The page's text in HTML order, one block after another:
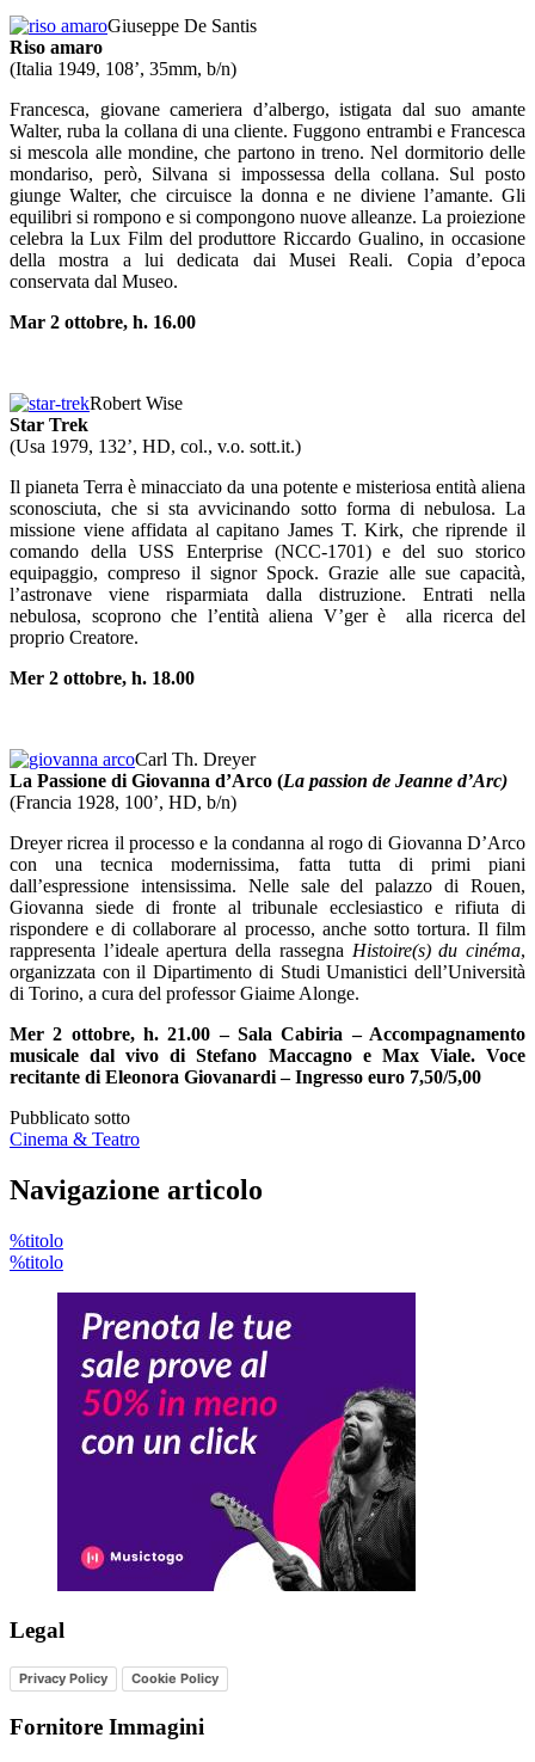
Giuseppe De Santis
Riso amaro
(Italia 1949, 108’, 35mm, b/n)
Francesca, giovane cameriera d’albergo, istigata dal suo amante
Walter, ruba la collana di una cliente. Fuggono entrambi e Francesca
si mescola alle mondine, che partono in treno. Nel dormitorio delle
mondariso, però, Silvana si impossessa della collana. Sul posto
giunge Walter, che circuisce la donna e ne diviene l’amante. Gli
equilibri si rompono e si compongono nuove alleanze. La proiezione
celebra la Lux Film del produttore Riccardo Gualino, in occasione
della mostra a lui dedicata dai Musei Reali. Copia d’epoca
conservata dal Museo.
Mar 2 ottobre, h. 16.00
Robert Wise
Star Trek
(Usa 1979, 132’, HD, col., v.o. sott.it.)
Il pianeta Terra è minacciato da una potente e misteriosa entità aliena
sconosciuta, che si sta avvicinando sotto forma di nebulosa. La
missione viene affidata al capitano James T. Kirk, che riprende il
comando della USS Enterprise (NCC-1701) e del suo storico
equipaggio, compreso il signor Spock. Grazie alle sue capacità,
l’astronave viene risparmiata dalla distruzione. Entrati nella
nebulosa, scoprono che l’entità aliena V’ger è alla ricerca del
proprio Creatore.
Mer 2 ottobre, h. 18.00
Carl Th. Dreyer
La Passione di Giovanna d’Arco (La passion de Jeanne d’Arc)
(Francia 1928, 100’, HD, b/n)
Dreyer ricrea il processo e la condanna al rogo di Giovanna D’Arco
con una tecnica modernissima, fatta tutta di primi piani
dall’espressione intensissima. Nelle sale del palazzo di Rouen,
Giovanna siede di fronte al tribunale ecclesiastico e rifiuta di
rispondere e di collaborare al processo, anche sotto tortura. Il film
rappresenta l’ideale apertura della rassegna Histoire(s) du cinéma,
organizzata con il Dipartimento di Studi Umanistici dell’Università
di Torino, a cura del professor Giaime Alonge.
Mer 2 ottobre, h. 21.00 – Sala Cabiria – Accompagnamento
musicale dal vivo di Stefano Maccagno e Max Viale. Voce
recitante di Eleonora Giovanardi –Ingresso euro 7,50/5,00
Pubblicato sotto
Cinema & Teatro
Navigazione articolo
%titolo
%titolo
Legal
Privacy Policy Cookie Policy
Fornitore Immagini